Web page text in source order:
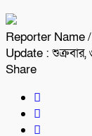
Reporter Name
Update :
Share